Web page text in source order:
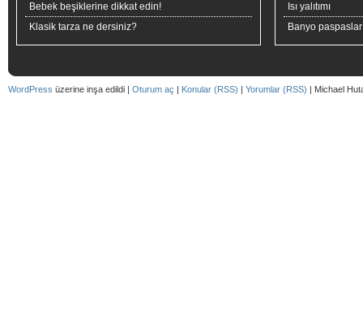
Bebek beşiklerine dikkat edin!
Klasik tarza ne dersiniz?
Isı yalıtımı
Banyo
WordPress üzerine inşa edildi | Oturum aç | Konular (RSS) | Yorumlar (RSS) | Michael